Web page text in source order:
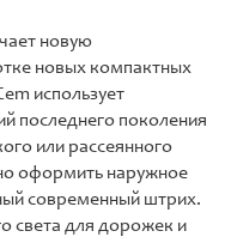
новую
новых компактных
использует
последнего поколения
или рассеянного
оформить наружное
современный штрих.
света для дорожек и